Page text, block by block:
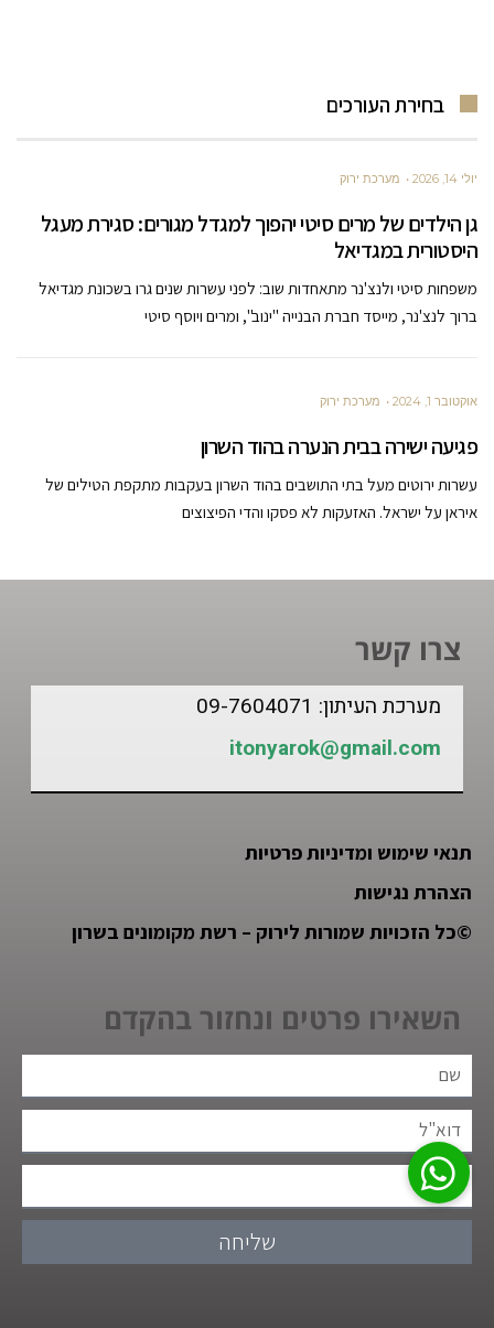
בחירת העורכים
יולי 14, 2026 מערכת ירוק
גן הילדים של מרים סיטי יהפוך למגדל מגורים: סגירת מעגל
היסטורית במגדיאל
משפחות סיטי ולנצ'נר מתאחדות שוב: לפני עשרות שנים גרו בשכונת מגדיאל
ברוך לנצ'נר, מייסד חברת הבנייה "ינוב", ומרים ויוסף סיטי
אוקטובר 1, 2024 מערכת ירוק
פגיעה ישירה בבית הנערה בהוד השרון
עשרות ירוטים מעל בתי התושבים בהוד השרון בעקבות מתקפת הטילים של
איראן על ישראל. האזעקות לא פסקו והדי הפיצוצים
צרו קשר
מערכת העיתון: 09-7604071
itonyarok@gmail.com
תנאי שימוש ומדיניות פרטיות
הצהרת נגישות
©כל הזכויות שמורות לירוק – רשת מקומונים בשרון
השאירו פרטים ונחזור בהקדם
שליחה